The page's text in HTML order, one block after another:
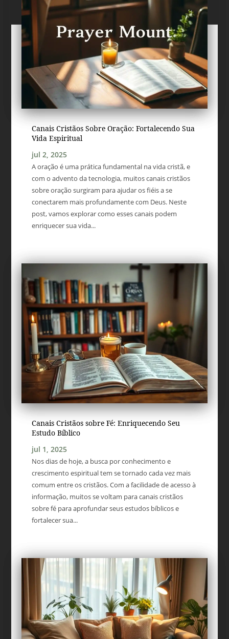
Canais Cristãos Sobre Oração: Fortalecendo Sua
Vida Espiritual
jul 2, 2025
A oração é uma prática fundamental na vida cristã, e
com o advento da tecnologia, muitos canais cristãos
sobre oração surgiram para ajudar os fiéis a se
conectarem mais profundamente com Deus. Neste
post, vamos explorar como esses canais podem
enriquecer sua vida...
Canais Cristãos sobre Fé: Enriquecendo Seu
Estudo Bíblico
jul 1, 2025
Nos dias de hoje, a busca por conhecimento e
crescimento espiritual tem se tornado cada vez mais
comum entre os cristãos. Com a facilidade de acesso à
informação, muitos se voltam para canais cristãos
sobre fé para aprofundar seus estudos bíblicos e
fortalecer sua...